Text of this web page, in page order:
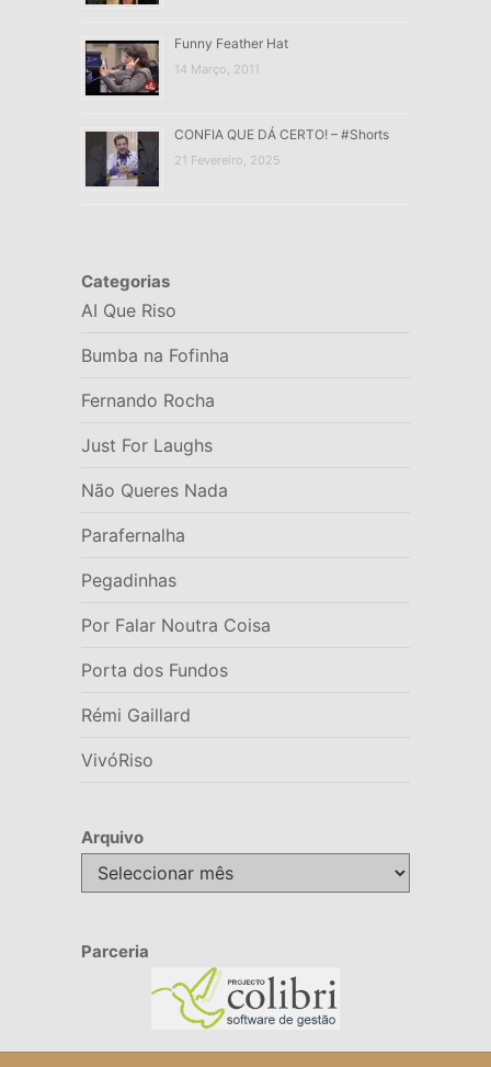
Funny Feather Hat
14 Março, 2011
CONFIA QUE DÁ CERTO! – #Shorts
21 Fevereiro, 2025
Categorias
AI Que Riso
Bumba na Fofinha
Fernando Rocha
Just For Laughs
Não Queres Nada
Parafernalha
Pegadinhas
Por Falar Noutra Coisa
Porta dos Fundos
Rémi Gaillard
VivóRiso
Arquivo
Arquivo
Parceria